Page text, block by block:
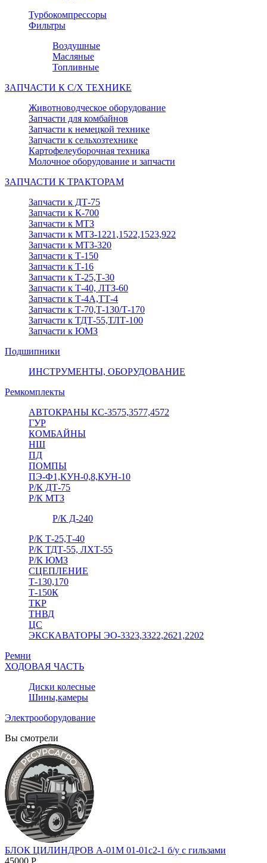
Турбокомпрессоры
Фильтры
Воздушные
Масляные
Топливные
ЗАПЧАСТИ К С/Х ТЕХНИКЕ
Животноводческое оборудование
Запчасти для комбайнов
Запчасти к немецкой технике
Запчасти к сельхозтехнике
Картофелеуборочная техника
Молочное оборудование и запчасти
ЗАПЧАСТИ К ТРАКТОРАМ
Запчасти к ДТ-75
Запчасти к К-700
Запчасти к МТЗ
Запчасти к МТЗ-1221,1522,1523,922
Запчасти к МТЗ-320
Запчасти к Т-150
Запчасти к Т-16
Запчасти к Т-25,Т-30
Запчасти к Т-40, ЛТЗ-60
Запчасти к Т-4А,ТТ-4
Запчасти к Т-70,Т-130/Т-170
Запчасти к ТДТ-55,ТЛТ-100
Запчасти к ЮМЗ
Подшипники
ИНСТРУМЕНТЫ, ОБОРУДОВАНИЕ
Ремкомплекты
АВТОКРАНЫ КС-3575,3577,4572
ГУР
КОМБАЙНЫ
НШ
ПД
ПОМПЫ
ПЭ-Ф1,КУН-0,8,КУН-10
Р/К ДТ-75
Р/К МТЗ
Р/К Д-240
Р/К Т-25,Т-40
Р/К ТДТ-55, ЛХТ-55
Р/К ЮМЗ
СЦЕПЛЕНИЕ
Т-130,170
Т-150К
ТКР
ТНВД
ЦС
ЭКСКАВАТОРЫ ЭО-3323,3322,2621,2202
Ремни
ХОДОВАЯ ЧАСТЬ
Диски колесные
Шины,камеры
Электрооборудование
Вы смотрели
БЛОК ЦИЛИНДРОВ А-01М 01-01с2-1 б/у с гильзами
45000 Р